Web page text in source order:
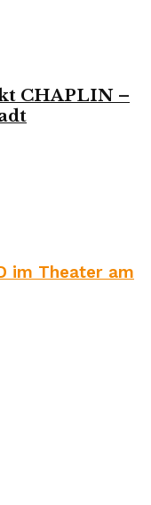
CHAPLIN –
im Theater am